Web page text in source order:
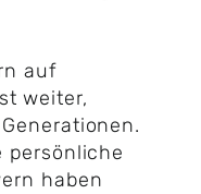
auf
weiter,
persönliche
haben